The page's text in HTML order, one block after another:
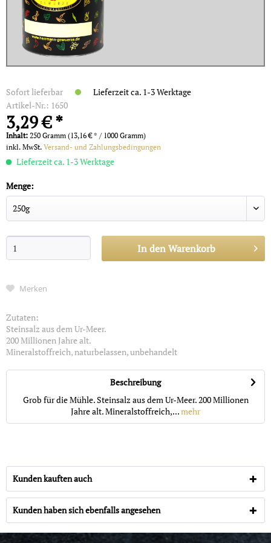
Sofort lieferbar
Lieferzeit ca. 1-3 Werktage
Artikel-Nr.: 1650
3,29 € *
Inhalt: 250 Gramm (13,16 € * / 1000 Gramm)
inkl. MwSt. Versand- und Zahlungsbedingungen
Lieferzeit ca. 1-3 Werktage
Menge:
In denWarenkorb
Merken
Zutaten:
Steinsalz aus dem Ur-Meer.
200 Millionen Jahre alt.
Mineralstoffreich, naturbelassen, unbehandelt
Beschreibung
Grob für die Mühle. Steinsalz aus dem Ur-Meer. 200 Millionen
Jahre alt. Mineralstoffreich,...mehr
Kunden kauften auch
Kunden haben sich ebenfalls angesehen